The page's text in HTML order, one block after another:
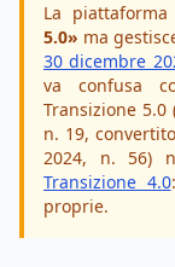
La
5.0» ma
30 dicembre
va confusa
Transizione 5.0
n. 19,
2024, n. 56)
Transizione 4.0
proprie.